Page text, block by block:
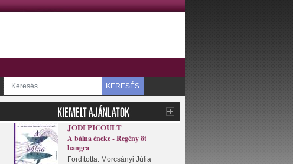
KERESÉS
JODI PICOULT
A bálna éneke - Regény öt
hangra
Fordította: Morcsányi Júlia